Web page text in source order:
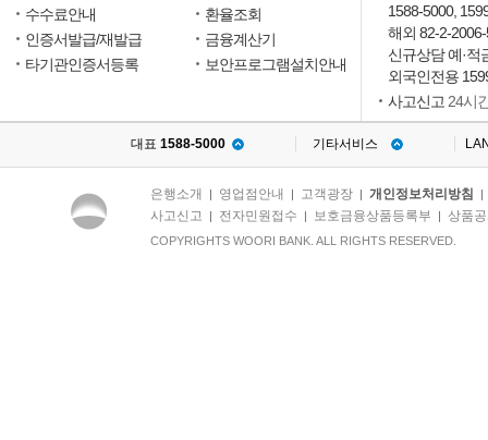
수수료안내
환율조회
인증서발급/재발급
금융계산기
타기관인증서등록
보안프로그램설치안내
1588-5000,
해외 82-2-
신규상담 예·적
외국인전용
사고신고24시
대표 1588-5000 기타서비스
은행소개 영업점안내 고객광장| 개인정보처리방침
사고신고 전자민원접수 보호금융상품등록부 상품
COPYRIGHTS WOORI BANK. ALL RIGHTS RESERVED.